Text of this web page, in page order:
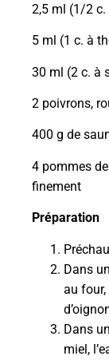
2,5 ml (1/2 c.
5 ml (1 c. à
30 ml (2 c. à
2 poivrons,
400 g de
4 pommes
finement
Préparation
Dans
au four,
Dans
miel,